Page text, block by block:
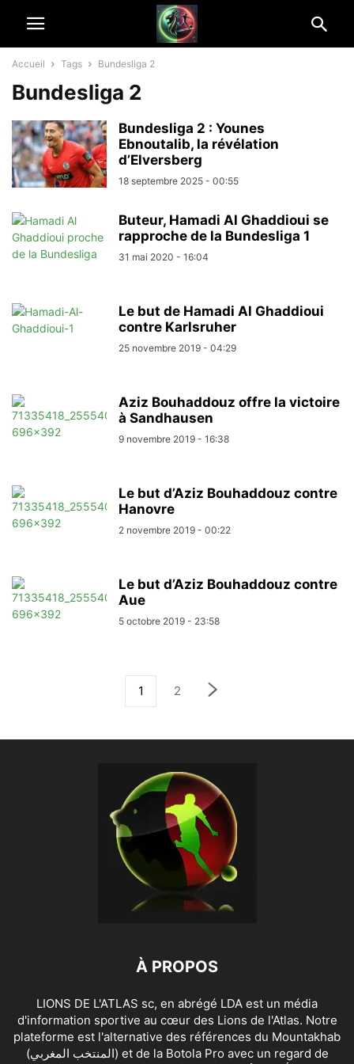
Accueil Tags Bundesliga 2
Bundesliga 2
Bundesliga 2 : Younes
Ebnoutalib, la révélation
d’Elversberg
18 septembre 2025 - 00:55
Buteur, Hamadi Al Ghaddioui se
rapproche de la Bundesliga 1
31 mai 2020 - 16:04
Le but de Hamadi Al Ghaddioui
contre Karlsruher
25 novembre 2019 - 04:29
Aziz Bouhaddouz offre la victoire
à Sandhausen
9 novembre 2019 - 16:38
Le but d’Aziz Bouhaddouz contre
Hanovre
2 novembre 2019 - 00:22
Le but d’Aziz Bouhaddouz contre
Aue
5 octobre 2019 - 23:58
1 2
À PROPOS
LIONS DE L'ATLAS sc, en abrégé LDA est un média
d'information sportive au cœur des Lions de l'Atlas. Notre
plateforme est l'alternative des références du Mountakhab
(المنتخب المغربي) et de la Botola Pro avec un regard de